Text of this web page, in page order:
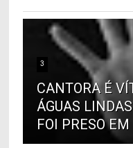
3
CANTORA É
ÁGUAS
FOI PRESO